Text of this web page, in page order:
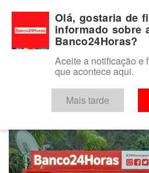
Olá, gostaria de
informado sobre
Banco24Horas?
Aceite a notificação e
que acontece aqui.
Mais tarde